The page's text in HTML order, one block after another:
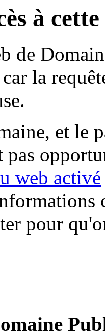
à
de
la
et le
pas
web activé
pour